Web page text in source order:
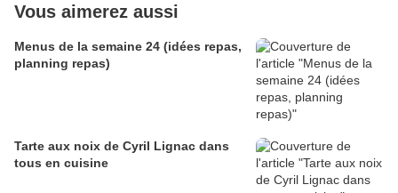
Vous aimerez aussi
Menus de la semaine 24 (idées repas,
planning repas)
Tarte aux noix de Cyril Lignac dans
tous en cuisine